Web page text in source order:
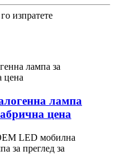
изпратете
лампа
цена